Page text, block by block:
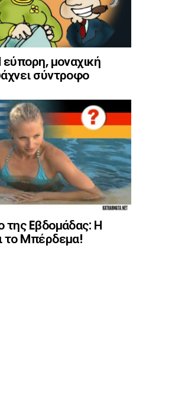
μοναχική
σύντροφο
της Eβδομάδας: Η
το Mπέρδεμα!